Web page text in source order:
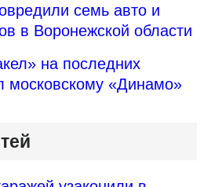
семь авто и
в Воронежской области
на последних
московскому «Динамо»